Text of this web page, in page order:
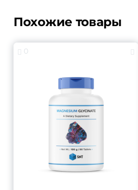
Похожие товары
0